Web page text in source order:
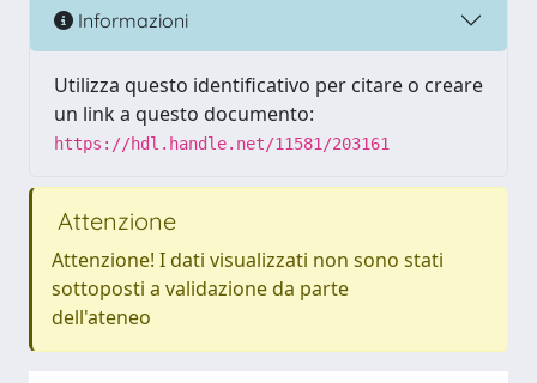
Informazioni
Utilizza questo identificativo per citare o creare
un link a questo documento:
https://hdl.handle.net/11581/203161
Attenzione
Attenzione! I dati visualizzati non sono stati
sottoposti a validazione da parte
dell'ateneo